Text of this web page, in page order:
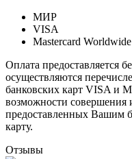
МИР
VISA
Mastercard Worldwide
Оплата предоставляется
осуществляются
банковских карт VISA и
возможности совершения
предоставленных Вашим
карту.
Отзывы